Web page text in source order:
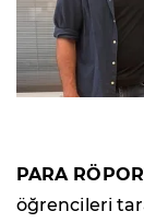
PARA
öğrencileri